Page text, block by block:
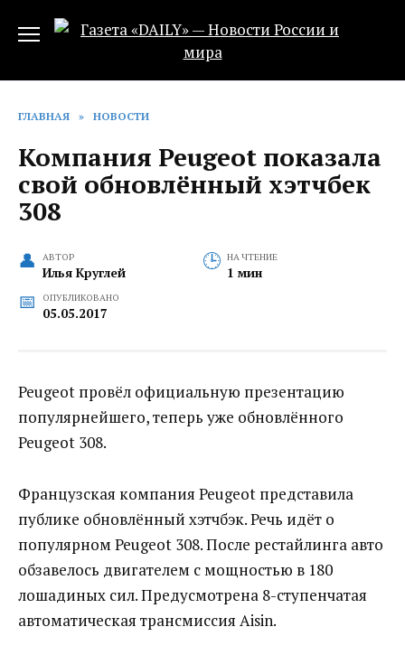
ГЛАВНАЯ » НОВОСТИ
Компания Peugeot показала
свой обновлённый хэтчбек
308
АВТОР
Илья Круглей
НА ЧТЕНИЕ
1 мин
ОПУБЛИКОВАНО
05.05.2017
Peugeot провёл официальную презентацию
популярнейшего, теперь уже обновлённого
Peugeot 308.
Французская компания Peugeot представила
публике обновлённый хэтчбэк. Речь идёт о
популярном Peugeot 308. После рестайлинга авто
обзавелось двигателем с мощностью в 180
лошадиных сил. Предусмотрена 8-ступенчатая
автоматическая трансмиссия Aisin.